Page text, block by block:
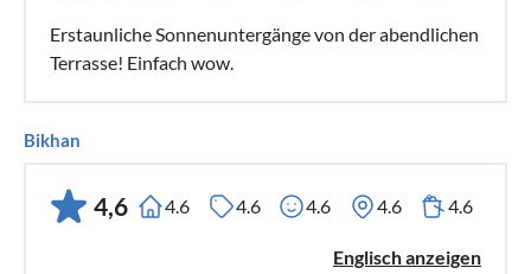
Erstaunliche Sonnenuntergänge von der abendlichen
Terrasse! Einfach wow.
Bikhan
4,6 4.6 4.6 4.6 4.6 4.6
Englisch anzeigen